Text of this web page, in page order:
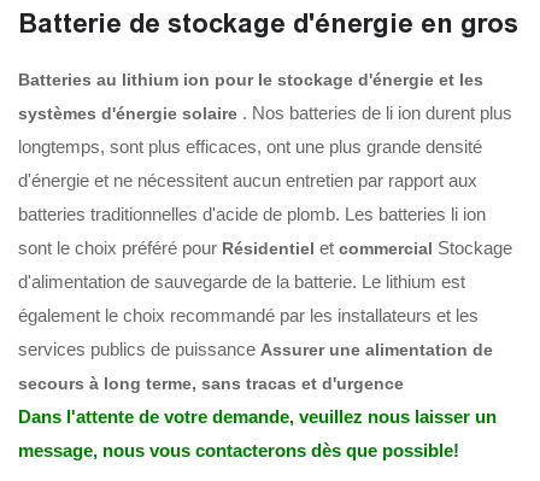
Batterie de stockage d'énergie en gros
Batteries au lithium ion pour le stockage d'énergie et les
systèmes d'énergie solaire . Nos batteries de li ion durent plus
longtemps, sont plus efficaces, ont une plus grande densité
d'énergie et ne nécessitent aucun entretien par rapport aux
batteries traditionnelles d'acide de plomb. Les batteries li ion
sont le choix préféré pour Résidentiel et commercial Stockage
d'alimentation de sauvegarde de la batterie. Le lithium est
également le choix recommandé par les installateurs et les
services publics de puissance Assurer une alimentation de
secours à long terme, sans tracas et d'urgence
Dans l'attente de votre demande, veuillez nous laisser un
message, nous vous contacterons dès que possible!